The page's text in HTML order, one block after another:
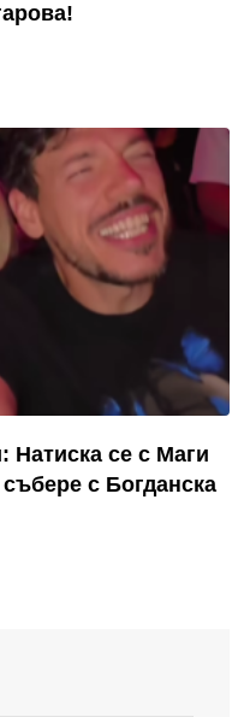
Натиска се с Маги
с Богданска